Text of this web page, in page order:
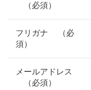
（必須）
フリガナ
（必
須）
メールアドレス
（必須）